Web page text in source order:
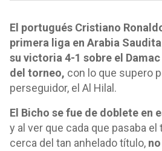
El portugués Cristiano
primera liga en Arabia
su victoria 4-1 sobre el
del torneo, con lo que supero
perseguidor, el Al Hilal.
El Bicho se fue de doblete en
y al ver que cada que pasaba
cerca del tan anhelado título,